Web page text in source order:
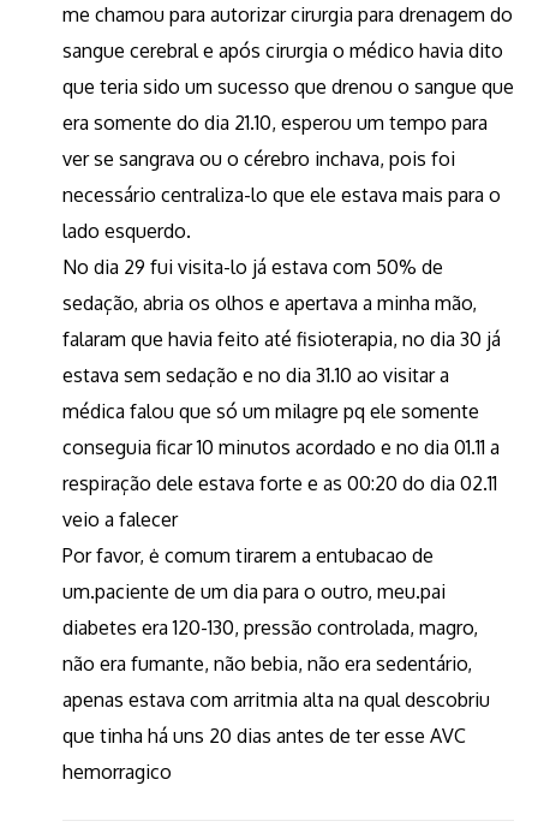
me chamou para autorizar cirurgia para drenagem do
sangue cerebral e após cirurgia o médico havia dito
que teria sido um sucesso que drenou o sangue que
era somente do dia 21.10, esperou um tempo para
ver se sangrava ou o cérebro inchava, pois foi
necessário centraliza-lo que ele estava mais para o
lado esquerdo.
No dia 29 fui visita-lo já estava com 50% de
sedação, abria os olhos e apertava a minha mão,
falaram que havia feito até fisioterapia, no dia 30 já
estava sem sedação e no dia 31.10 ao visitar a
médica falou que só um milagre pq ele somente
conseguia ficar 10 minutos acordado e no dia 01.11 a
respiração dele estava forte e as 00:20 do dia 02.11
veio a falecer
Por favor, ė comum tirarem a entubacao de
um.paciente de um dia para o outro, meu.pai
diabetes era 120-130, pressão controlada, magro,
não era fumante, não bebia, não era sedentário,
apenas estava com arritmia alta na qual descobriu
que tinha há uns 20 dias antes de ter esse AVC
hemorragico